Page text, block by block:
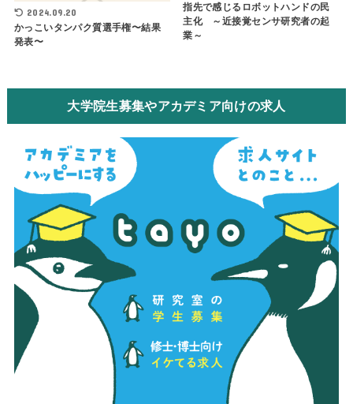
2024.09.20
かっこいタンパク質選手権〜結果
発表〜
指先で感じるロボットハンドの民
主化 ～近接覚センサ研究者の起
業～
大学院生募集やアカデミア向けの求人